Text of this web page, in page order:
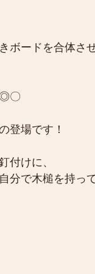
ボードを合体さ
◎〇
登場です！
付けに、
分で木槌を持っ